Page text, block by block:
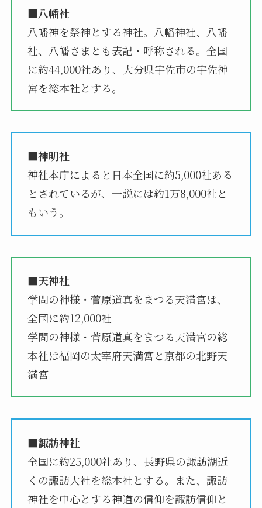
■八幡社
八幡神を祭神とする神社。八幡神社、八幡
社、八幡さまとも表記・呼称される。全国
に約44,000社あり、大分県宇佐市の宇佐神
宮を総本社とする。
■神明社
神社本庁によると日本全国に約5,000社ある
とされているが、一説には約1万8,000社と
もいう。
■天神社
学問の神様・菅原道真をまつる天満宮は、
全国に約12,000社
学問の神様・菅原道真をまつる天満宮の総
本社は福岡の太宰府天満宮と京都の北野天
満宮
■諏訪神社
全国に約25,000社あり、長野県の諏訪湖近
くの諏訪大社を総本社とする。また、諏訪
神社を中心とする神道の信仰を諏訪信仰と